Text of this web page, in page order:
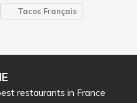
Tacos Français
restaurants in France